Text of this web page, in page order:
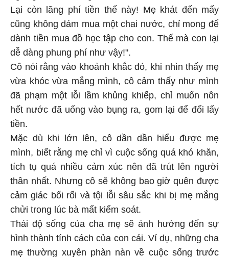
Lại còn lãng phí tiền thế này! Mẹ khát đến mấy
cũng không dám mua một chai nước, chỉ mong để
dành tiền mua đồ học tập cho con. Thế mà con lại
dễ dàng phung phí như vậy!".
Cô nói rằng vào khoảnh khắc đó, khi nhìn thấy mẹ
vừa khóc vừa mắng mình, cô cảm thấy như mình
đã phạm một lỗi lầm khủng khiếp, chỉ muốn nôn
hết nước đã uống vào bụng ra, gom lại để đổi lấy
tiền.
Mặc dù khi lớn lên, cô dần dần hiểu được mẹ
mình, biết rằng mẹ chỉ vì cuộc sống quá khó khăn,
tích tụ quá nhiều cảm xúc nên đã trút lên người
thân nhất. Nhưng cô sẽ không bao giờ quên được
cảm giác bối rối và tội lỗi sâu sắc khi bị mẹ mắng
chửi trong lúc bà mất kiểm soát.
Thái độ sống của cha mẹ sẽ ảnh hưởng đến sự
hình thành tính cách của con cái. Ví dụ, những cha
mẹ thường xuyên phàn nàn về cuộc sống trước